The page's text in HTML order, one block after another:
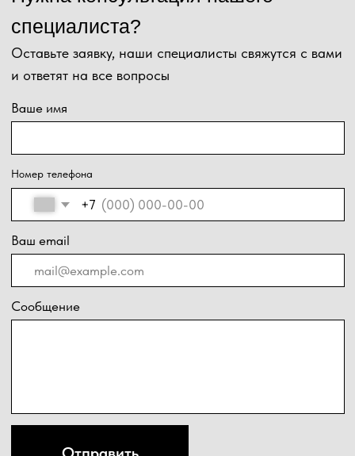
данных и соглашаетесь с
политикой конфиденциальности